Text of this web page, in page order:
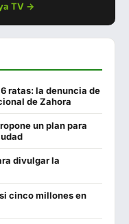
625 293 879
856 500 517
956 444 408
662 307 789
956 440 098
634 648 471
TV →
ratas: la denuncia de
de Zahora
un plan para
divulgar la
cinco millones en